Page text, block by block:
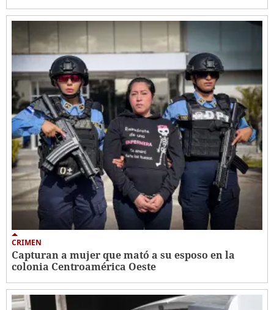
CRIMEN
Capturan a mujer que mató a su esposo en la
colonia Centroamérica Oeste